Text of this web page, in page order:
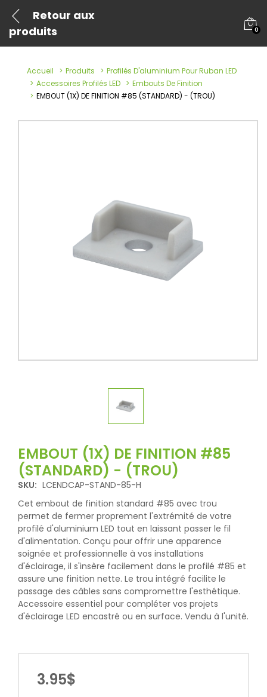
Retour aux
produits
0
Accueil Produits
Profilés D'aluminium Pour Ruban LED
Accessoires Profilés LED
Embouts De Finition
EMBOUT (1X) DE FINITION #85 (STANDARD) - (TROU)
EMBOUT (1X) DE FINITION #85
(STANDARD) - (TROU)
SKU: LCENDCAP-STAND-85-H
Cet embout de finition standard #85 avec trou
permet de fermer proprement l'extrémité de votre
profilé d'aluminium LED tout en laissant passer le fil
d'alimentation. Conçu pour offrir une apparence
soignée et professionnelle à vos installations
d'éclairage, il s'insère facilement dans le profilé #85 et
assure une finition nette. Le trou intégré facilite le
passage des câbles sans compromettre l'esthétique.
Accessoire essentiel pour compléter vos projets
d'éclairage LED encastré ou en surface. Vendu à l'unité.
3.95$